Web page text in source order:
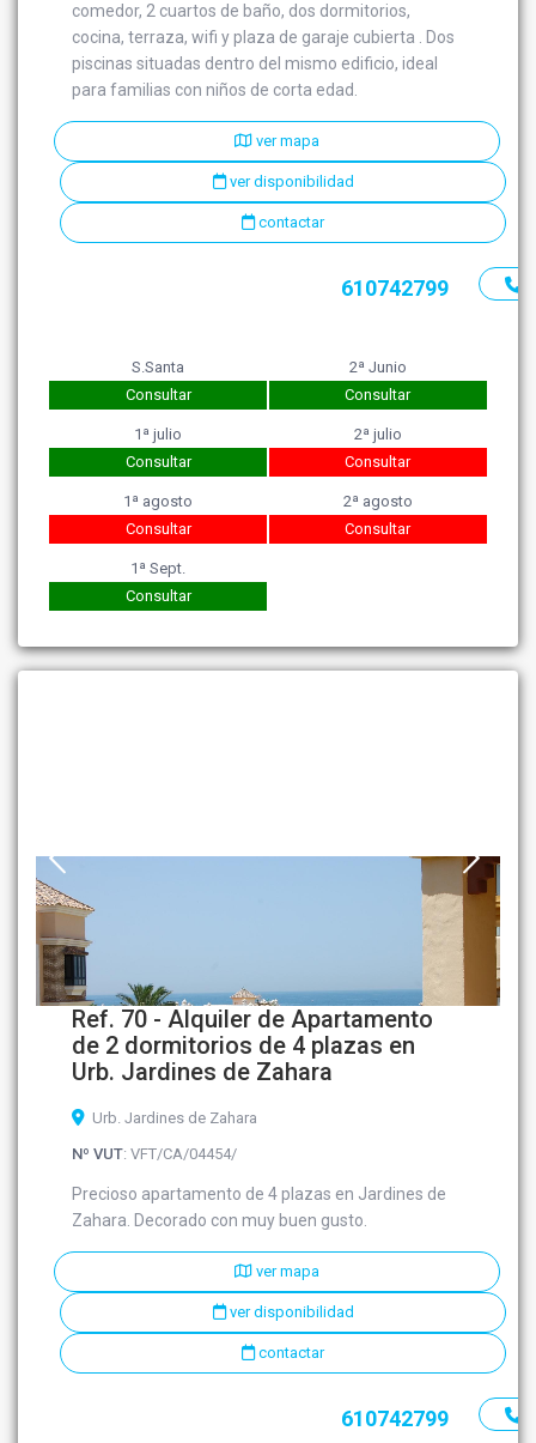
comedor, 2 cuartos de baño, dos dormitorios,
cocina, terraza, wifi y plaza de garaje cubierta . Dos
piscinas situadas dentro del mismo edificio, ideal
para familias con niños de corta edad.
ver mapa
ver disponibilidad
contactar
610742799
S.Santa
Consultar
2ª Junio
Consultar
1ª julio
Consultar
2ª julio
Consultar
1ª agosto
Consultar
2ª agosto
Consultar
1ª Sept.
Consultar
Ref. 70 - Alquiler de Apartamento
de 2 dormitorios de 4 plazas en
Urb. Jardines de Zahara
Urb. Jardines de Zahara
Nº VUT: VFT/CA/04454/
Precioso apartamento de 4 plazas en Jardines de
Zahara. Decorado con muy buen gusto.
ver mapa
ver disponibilidad
contactar
610742799